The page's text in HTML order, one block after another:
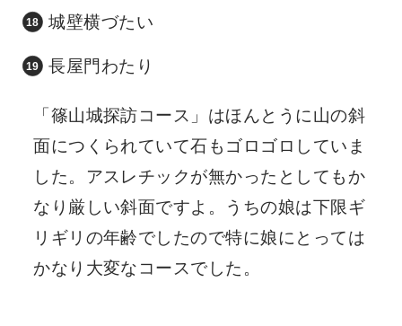
城壁横づたい
長屋門わたり
「篠山城探訪コース」はほんとうに山の斜
面につくられていて石もゴロゴロしていま
した。アスレチックが無かったとしてもか
なり厳しい斜面ですよ。うちの娘は下限ギ
リギリの年齢でしたので特に娘にとっては
かなり大変なコースでした。